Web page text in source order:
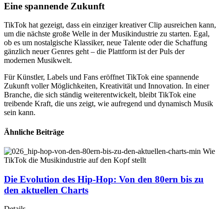
Eine spannende Zukunft
TikTok hat gezeigt, dass ein einziger kreativer Clip ausreichen kann,
um die nächste große Welle in der Musikindustrie zu starten. Egal,
ob es um nostalgische Klassiker, neue Talente oder die Schaffung
gänzlich neuer Genres geht – die Plattform ist der Puls der
modernen Musikwelt.
Für Künstler, Labels und Fans eröffnet TikTok eine spannende
Zukunft voller Möglichkeiten, Kreativität und Innovation. In einer
Branche, die sich ständig weiterentwickelt, bleibt TikTok eine
treibende Kraft, die uns zeigt, wie aufregend und dynamisch Musik
sein kann.
Ähnliche Beiträge
Die Evolution des Hip-Hop: Von den 80ern bis zu
den aktuellen Charts